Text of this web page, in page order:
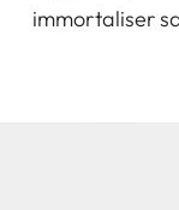
immortaliser